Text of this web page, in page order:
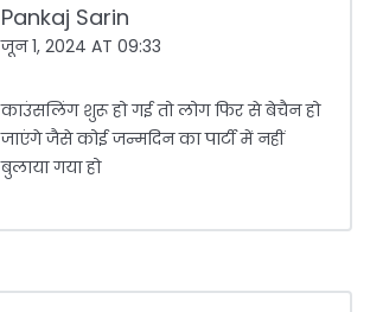
Pankaj Sarin
जून 1, 2024 AT 09:33
काउंसलिंग शुरू हो गई तो लोग फिर से बेचैन हो
जाएंगे जैसे कोई जन्मदिन का पार्टी में नहीं
बुलाया गया हो